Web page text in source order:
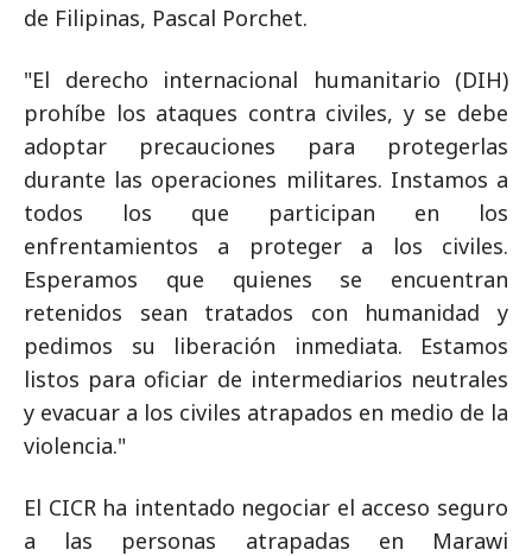
de Filipinas, Pascal Porchet.
"El derecho internacional humanitario (DIH)
prohíbe los ataques contra civiles, y se debe
adoptar precauciones para protegerlas
durante las operaciones militares. Instamos a
todos los que participan en los
enfrentamientos a proteger a los civiles.
Esperamos que quienes se encuentran
retenidos sean tratados con humanidad y
pedimos su liberación inmediata. Estamos
listos para oficiar de intermediarios neutrales
y evacuar a los civiles atrapados en medio de la
violencia."
El CICR ha intentado negociar el acceso seguro
a las personas atrapadas en Marawi